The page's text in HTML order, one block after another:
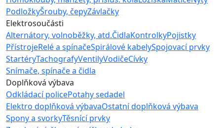
PodložkyŠrouby, čepyZávlačky
Elektrosoučásti
Alternátory, volnoběžky, atd.ČidlaKontrolkyPojistky
PřístrojeRelé a spínačeSpirálové kabelySpojovací prvky
StartéryTachografyVentilyVodičeCívky
Snímače, spínače a čidla
Doplňková výbava
Odkládací policePotahy sedadel
Elektro doplňková výbavaOstatní doplňková výbava
Spony a svorkyTěsnící prvky